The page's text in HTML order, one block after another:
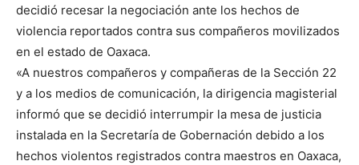
decidió recesar la negociación ante los hechos de
violencia reportados contra sus compañeros movilizados
en el estado de Oaxaca.
«A nuestros compañeros y compañeras de la Sección 22
y a los medios de comunicación, la dirigencia magisterial
informó que se decidió interrumpir la mesa de justicia
instalada en la Secretaría de Gobernación debido a los
hechos violentos registrados contra maestros en Oaxaca,